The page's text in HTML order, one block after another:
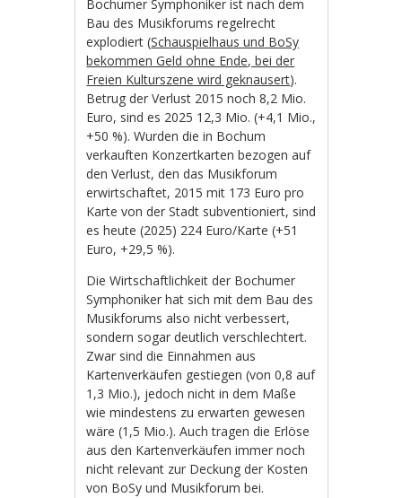
Bochumer Symphoniker ist nach dem
Bau des Musikforums regelrecht
explodiert (Schauspielhaus und BoSy
bekommen Geld ohne Ende, bei der
Freien Kulturszene wird geknausert).
Betrug der Verlust 2015 noch 8,2 Mio.
Euro, sind es 2025 12,3 Mio. (+4,1 Mio.,
+50 %). Wurden die in Bochum
verkauften Konzertkarten bezogen auf
den Verlust, den das Musikforum
erwirtschaftet, 2015 mit 173 Euro pro
Karte von der Stadt subventioniert, sind
es heute (2025) 224 Euro/Karte (+51
Euro, +29,5 %).
Die Wirtschaftlichkeit der Bochumer
Symphoniker hat sich mit dem Bau des
Musikforums also nicht verbessert,
sondern sogar deutlich verschlechtert.
Zwar sind die Einnahmen aus
Kartenverkäufen gestiegen (von 0,8 auf
1,3 Mio.), jedoch nicht in dem Maße
wie mindestens zu erwarten gewesen
wäre (1,5 Mio.). Auch tragen die Erlöse
aus den Kartenverkäufen immer noch
nicht relevant zur Deckung der Kosten
von BoSy und Musikforum bei.